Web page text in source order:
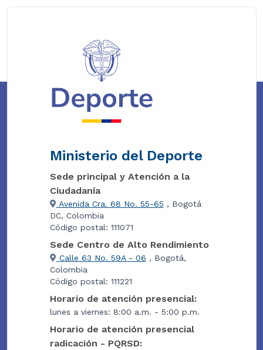
Ministerio del Deporte
Sede principal y Atención a la
Ciudadanía
Avenida Cra. 68 No. 55-65 , Bogotá
DC, Colombia
Código postal: 111071
Sede Centro de Alto Rendimiento
Calle 63 No. 59A - 06 , Bogotá,
Colombia
Código postal: 111221
Horario de atención presencial:
lunes a viernes: 8:00 a.m. - 5:00 p.m.
Horario de atención presencial
radicación - PQRSD: